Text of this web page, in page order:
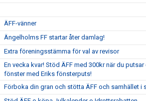
ÄFF-vänner
Ängelholms FF startar åter damlag!
Extra föreningsstämma för val av revisor
En vecka kvar! Stöd ÄFF med 300kr när du putsar
fönster med Eriks fönsterputs!
Förboka din gran och stötta ÄFF och samhället i